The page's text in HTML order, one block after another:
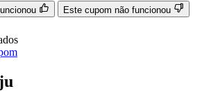
Este cupom não funcionou